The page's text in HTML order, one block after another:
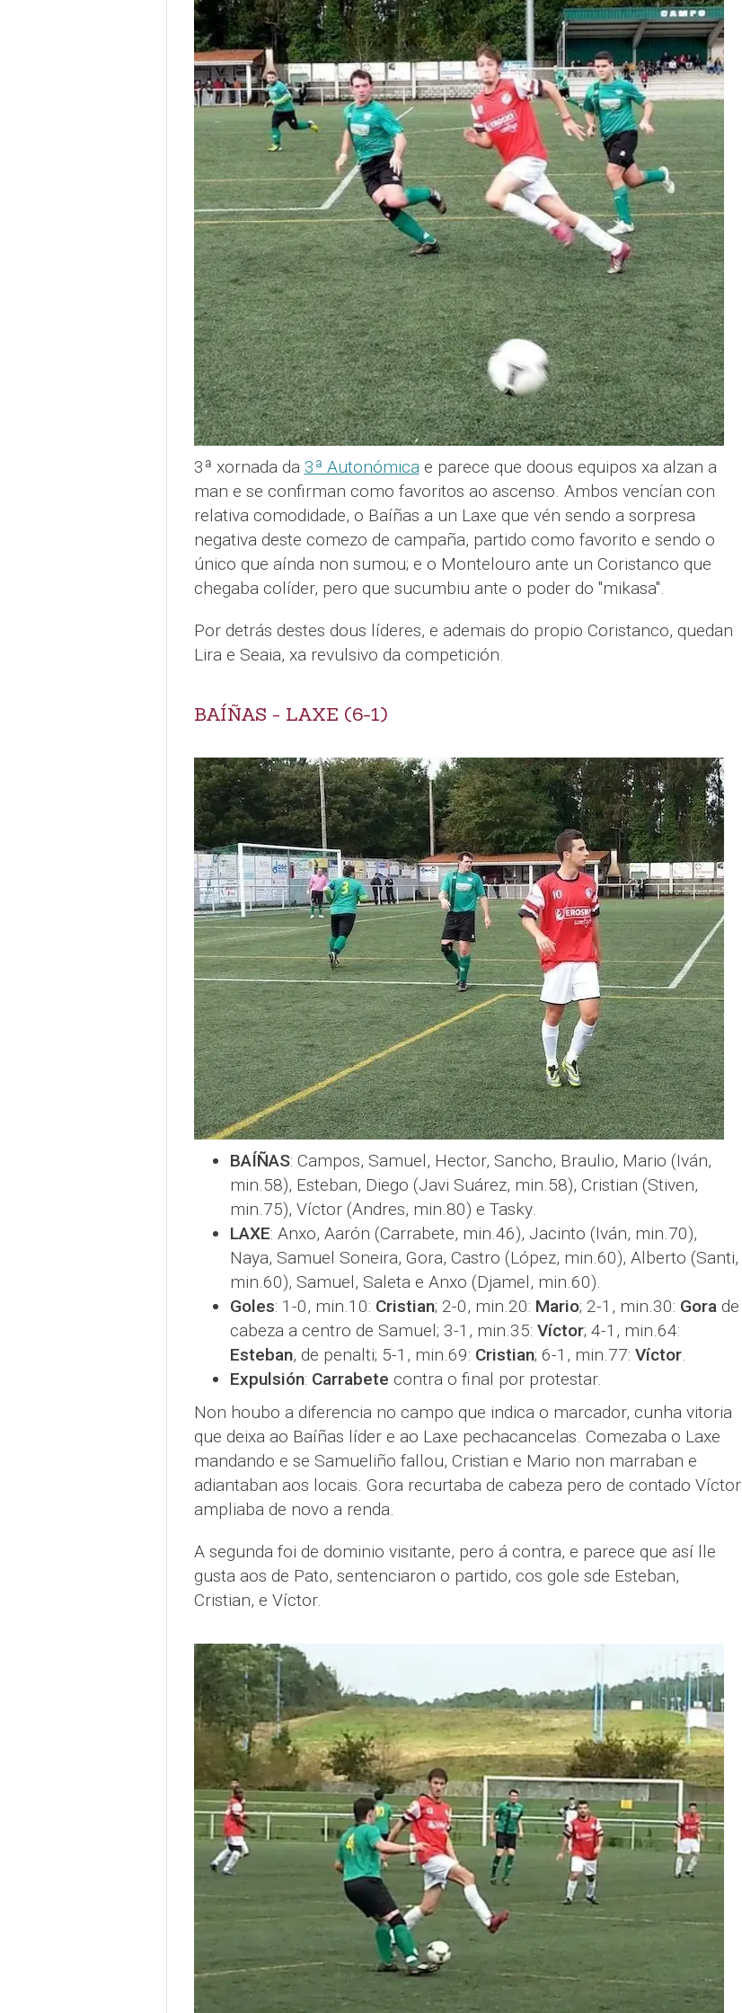
3ª xornada da 3ª Autonómicae parece que doous equipos xa alzan a
man e se confirman como favoritos ao ascenso. Ambos vencían con
relativa comodidade, o Baíñas a un Laxe que vén sendo a sorpresa
negativa deste comezo de campaña, partido como favorito e sendo o
único que aínda non sumou; e o Montelouro ante un Coristanco que
chegaba colíder, pero que sucumbiu ante o poder do "mikasa".
Por detrás destes dous líderes, e ademais do propio Coristanco, quedan
Lira e Seaia, xa revulsivo da competición.
BAÍÑAS - LAXE (6-1)
BAÍÑAS: Campos, Samuel, Hector, Sancho, Braulio, Mario (Iván,
min.58), Esteban, Diego (Javi Suárez, min.58), Cristian (Stiven,
min.75), Víctor (Andres, min.80) e Tasky.
LAXE: Anxo, Aarón (Carrabete, min.46), Jacinto (Iván, min.70),
Naya, Samuel Soneira, Gora, Castro (López, min.60), Alberto (Santi,
min.60), Samuel, Saleta e Anxo (Djamel, min.60).
Goles: 1-0, min.10: Cristian; 2-0, min.20: Mario; 2-1, min.30: Gorade
cabeza a centro de Samuel; 3-1, min.35: Víctor; 4-1, min.64:
Esteban, de penalti; 5-1, min.69: Cristian; 6-1, min.77: Víctor.
Expulsión: Carrabete contra o final por protestar.
Non houbo a diferencia no campo que indica o marcador, cunha vitoria
que deixa ao Baíñas líder e ao Laxe pechacancelas. Comezaba o Laxe
mandando e se Samueliño fallou, Cristian e Mario non marraban e
adiantaban aos locais. Gora recurtaba de cabeza pero de contado Víctor
ampliaba de novo a renda.
A segunda foi de dominio visitante, pero á contra, e parece que así lle
gusta aos de Pato, sentenciaron o partido, cos gole sde Esteban,
Cristian, e Víctor.